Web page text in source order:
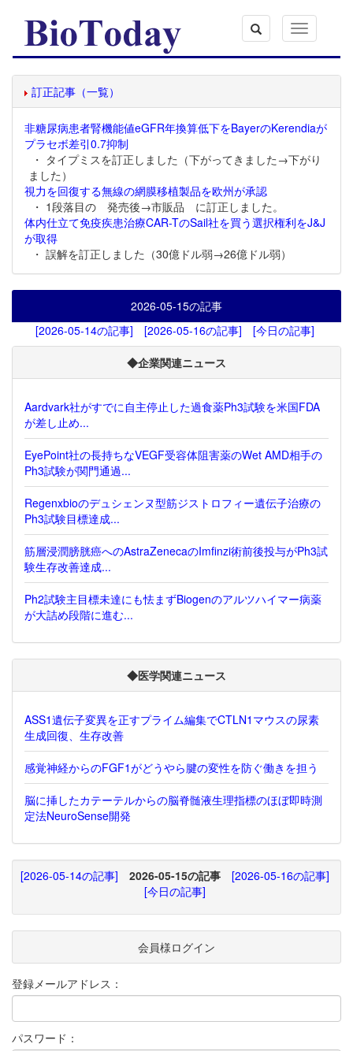
Toggle
navigation
訂正記事（一覧）
非糖尿病患者腎機能値eGFR年換算低下をBayerのKerendiaが
プラセボ差引0.7抑制
・ タイプミスを訂正しました（下がってきました→下がり
ました）
視力を回復する無線の網膜移植製品を欧州が承認
・ 1段落目の 発売後→市販品 に訂正しました。
体内仕立て免疫疾患治療CAR-TのSail社を買う選択権利をJ&J
が取得
・ 誤解を訂正しました（30億ドル弱→26億ドル弱）
2026-05-15の記事
[2026-05-14の記事]
[2026-05-16の記事] [今日の記事]
◆企業関連ニュース
Aardvark社がすでに自主停止した過食薬Ph3試験を米国FDA
が差し止め...
EyePoint社の長持ちなVEGF受容体阻害薬のWet AMD相手の
Ph3試験が関門通過...
Regenxbioのデュシェンヌ型筋ジストロフィー遺伝子治療の
Ph3試験目標達成...
筋層浸潤膀胱癌へのAstraZenecaのImfinzi術前後投与がPh3試
験生存改善達成...
Ph2試験主目標未達にも怯まずBiogenのアルツハイマー病薬
が大詰め段階に進む...
◆医学関連ニュース
ASS1遺伝子変異を正すプライム編集でCTLN1マウスの尿素
生成回復、生存改善
感覚神経からのFGF1がどうやら腱の変性を防ぐ働きを担う
脳に挿したカテーテルからの脳脊髄液生理指標のほぼ即時測
定法NeuroSense開発
[2026-05-14の記事] 2026-05-15の記事
[2026-05-16の記事]
[今日の記事]
会員様ログイン
登録メールアドレス：
パスワード：